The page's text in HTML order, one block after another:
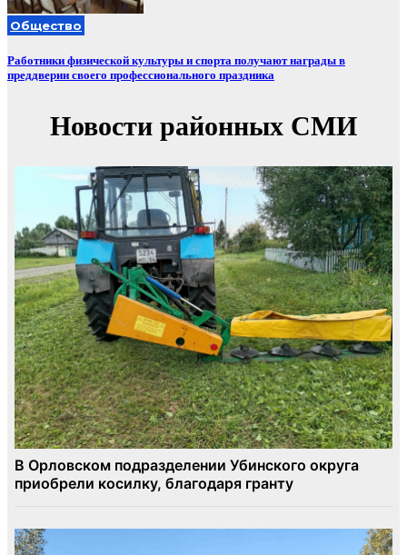
Общество
Работники физической культуры и спорта получают награды в
преддверии своего профессионального праздника